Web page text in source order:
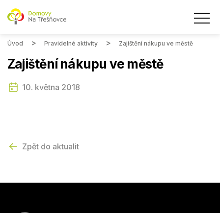
Úvod Pravidelné aktivity Zajištění nákupu ve městě
Zajištění nákupu ve městě
10. května 2018
Zpět do aktualit